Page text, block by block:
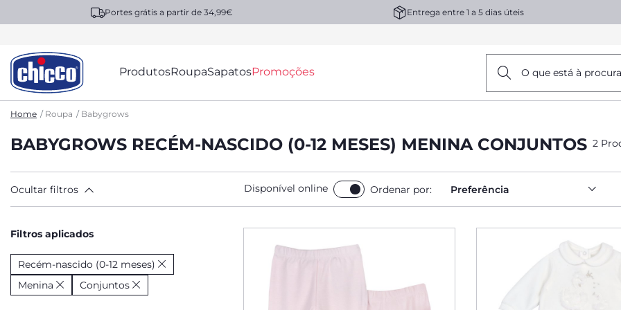
Portes grátis a partir de 34,99€ Entrega entre 1 a 5 dias úteis
ProdutosRoupaSapatosPromoções O que está à
Home Roupa Babygrows
BABYGROWS RECÉM-NASCIDO (0-12 MESES) MENINA CONJUNTOS 2
Ocultar filtros Disponível online Ordenar por: Preferência
Filtros aplicados
Recém-nascido (0-12 meses)
Menina
Conjuntos